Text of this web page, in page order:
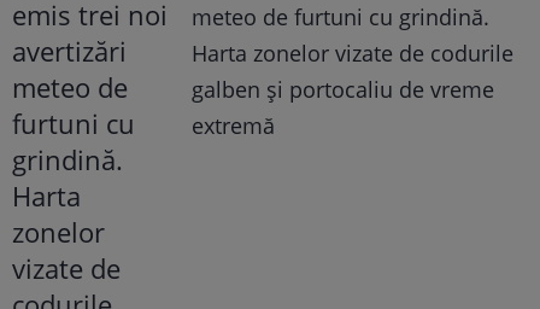
meteo de furtuni cu grindină.
Harta zonelor vizate de codurile
galben și portocaliu de vreme
extremă